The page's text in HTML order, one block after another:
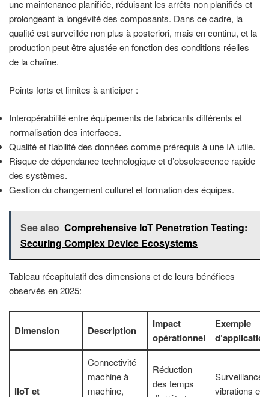
une maintenance planifiée, réduisant les arrêts non planifiés et
prolongeant la longévité des composants. Dans ce cadre, la
qualité est surveillée non plus à posteriori, mais en continu, et la
production peut être ajustée en fonction des conditions réelles
de la chaîne.
Points forts et limites à anticiper :
Interopérabilité entre équipements de fabricants différents et
normalisation des interfaces.
Qualité et fiabilité des données comme prérequis à une IA utile.
Risque de dépendance technologique et d’obsolescence rapide
des systèmes.
Gestion du changement culturel et formation des équipes.
See also Comprehensive IoT Penetration Testing:
Securing Complex Device Ecosystems
Tableau récapitulatif des dimensions et de leurs bénéfices
observés en 2025:
Dimension Description
Impact
opérationnel
Exemple
d’application
IIoT et
Connectivité
machine à
machine,
Réduction
des temps
Surveillance
vibrations et